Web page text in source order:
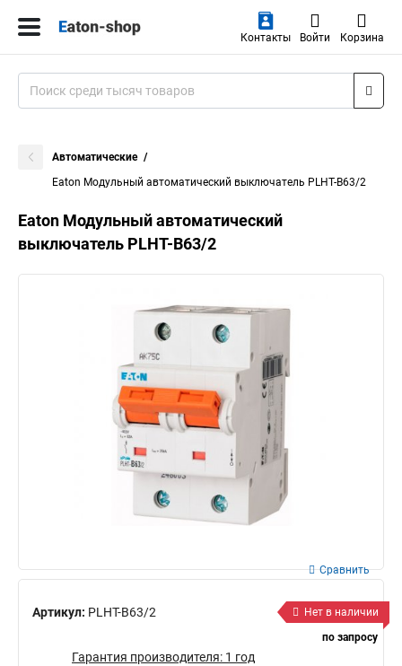
Контакты Войти Корзина
Автоматические
Eaton Модульный автоматический выключатель PLHT-B63/2
Eaton Модульный автоматический
выключатель PLHT-B63/2
Артикул: PLHT-B63/2
Сравнить
Нет в наличии
по запросу
Гарантия производителя: 1 год